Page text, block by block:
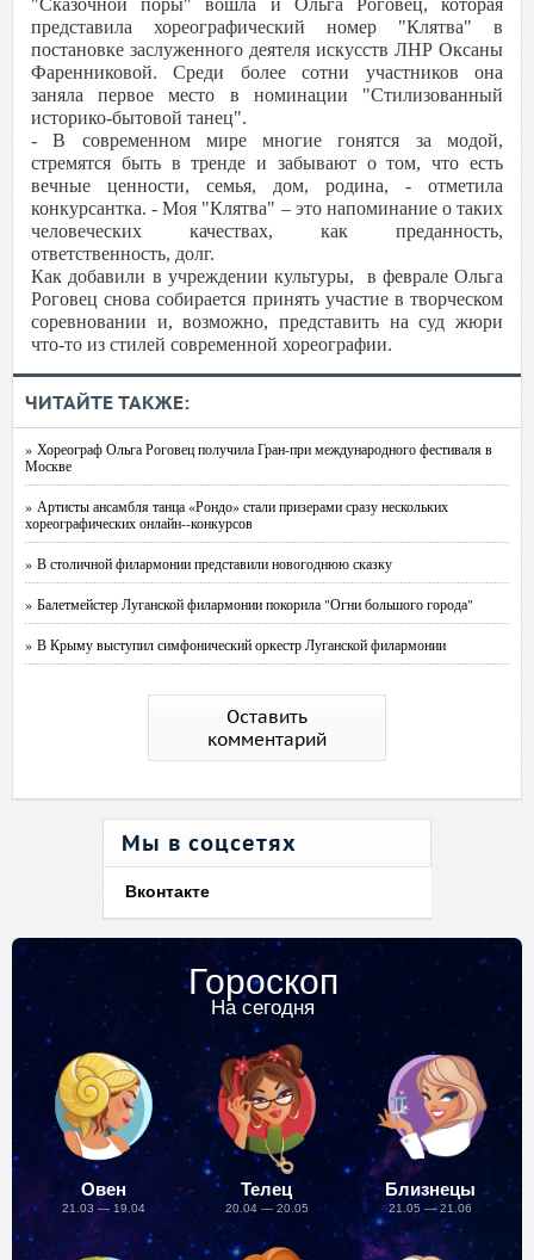
"Сказочной поры" вошла и Ольга Роговец, которая
представила хореографический номер "Клятва" в
постановке заслуженного деятеля искусств ЛНР Оксаны
Фаренниковой. Среди более сотни участников она
заняла первое место в номинации "Стилизованный
историко-бытовой танец".
- В современном мире многие гонятся за модой,
стремятся быть в тренде и забывают о том, что есть
вечные ценности, семья, дом, родина, - отметила
конкурсантка. - Моя "Клятва" – это напоминание о таких
человеческих качествах, как преданность,
ответственность, долг.
Как добавили в учреждении культуры, в феврале Ольга
Роговец снова собирается принять участие в творческом
соревновании и, возможно, представить на суд жюри
что-то из стилей современной хореографии.
ЧИТАЙТЕ ТАКЖЕ:
» Хореограф Ольга Роговец получила Гран-при международного фестиваля в
Москве
» Артисты ансамбля танца «Рондо» стали призерами сразу нескольких
хореографических онлайн--конкурсов
» В столичной филармонии представили новогоднюю сказку
» Балетмейстер Луганской филармонии покорила "Огни большого города"
» В Крыму выступил симфонический оркестр Луганской филармонии
Оставить
комментарий
Мы в соцсетях
Вконтакте
Гороскоп
На сегодня
Овен
21.03 — 19.04
Телец
20.04 — 20.05
Близнецы
21.05 — 21.06